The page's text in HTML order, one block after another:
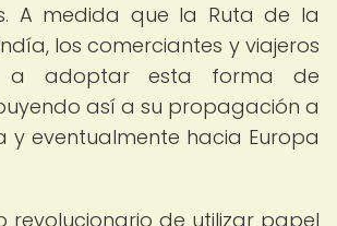
A medida que la Ruta de la
los comerciantes y viajeros
a adoptar esta forma de
así a su propagación a
y eventualmente hacia Europa
revolucionario de utilizar papel